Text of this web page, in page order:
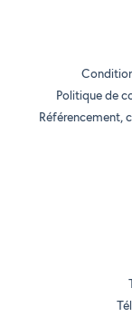
Politique de
Référencement,